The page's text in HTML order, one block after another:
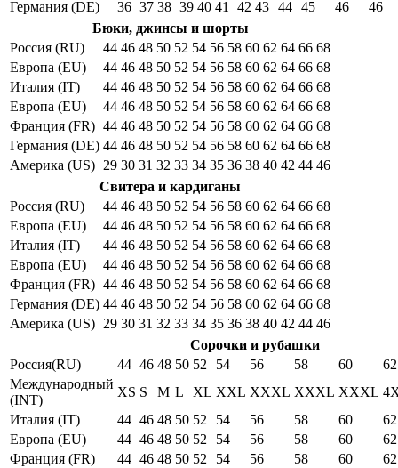
Германия (DE)
36 37 38 39 40 41 42 43 44 45 46
46
Бюки, джинсы и шорты
Россия (RU)
44 46 48 50 52 54 56 58 60 62 64 66 68
Европа (EU)
44 46 48 50 52 54 56 58 60 62 64 66 68
Италия (IT)
44 46 48 50 52 54 56 58 60 62 64 66 68
Европа (EU)
44 46 48 50 52 54 56 58 60 62 64 66 68
Франция (FR) 44 46 48 50 52 54 56 58 60 62 64 66 68
Германия (DE) 44 46 48 50 52 54 56 58 60 62 64 66 68
Америка (US) 29 30 31 32 33 34 35 36 38 40 42 44 46
Свитера и кардиганы
Россия (RU)
44 46 48 50 52 54 56 58 60 62 64 66 68
Европа (EU)
44 46 48 50 52 54 56 58 60 62 64 66 68
Италия (IT)
44 46 48 50 52 54 56 58 60 62 64 66 68
Европа (EU)
44 46 48 50 52 54 56 58 60 62 64 66 68
Франция (FR) 44 46 48 50 52 54 56 58 60 62 64 66 68
Германия (DE) 44 46 48 50 52 54 56 58 60 62 64 66 68
Америка (US) 29 30 31 32 33 34 35 36 38 40 42 44 46
Сорочки и рубашки
Россия(RU)
44 46 48 50 52 54 56 58 60
62
Международный
(INT)
XS S M L XL XXL XXXL XXXL XXXL
Италия (IT)
44 46 48 50 52 54 56 58 60
62
Европа (EU)
44 46 48 50 52 54 56 58 60
62
Франция (FR)
44 46 48 50 52 54 56 58 60
62